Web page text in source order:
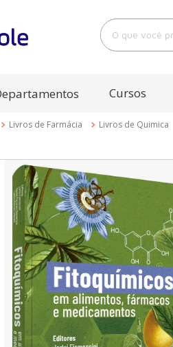
O que você
Cursos
Livros de Farmácia Livros de Quimica